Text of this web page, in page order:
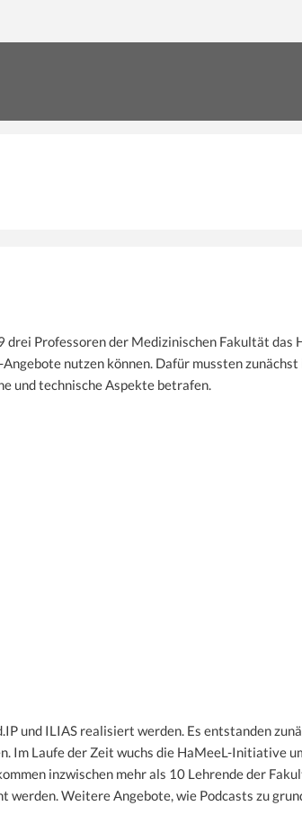
Professoren der Medizinischen Fakultät das
nutzen können. Dafür mussten
und technische Aspekte betrafen.
und ILIAS realisiert werden. Es entstanden
Laufe der Zeit wuchs die HaMeeL-Initiative
inzwischen mehr als 10 Lehrende der
Weitere Angebote, wie Podcasts zu